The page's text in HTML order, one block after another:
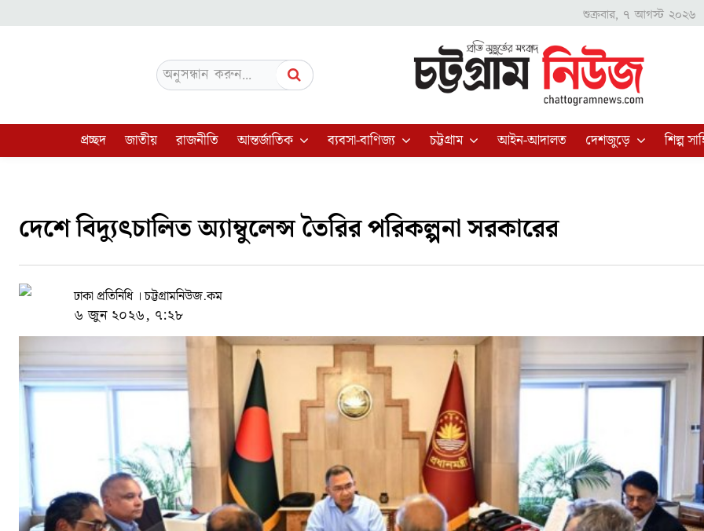
শুক্রবার, ৭ আগস্ট ২০২৬
অনুসন্ধান করুন...
প্রচ্ছদ জাতীয় রাজনীতি আন্তর্জাতিক ব্যবসা-বাণিজ্য চট্টগ্রাম আইন-আদালত দেশজুড়ে শিল্প
দেশে বিদ্যুৎচালিত অ্যাম্বুলেন্স তৈরির পরিকল্পনা সরকারের
ঢাকা প্রতিনিধি । চট্টগ্রামনিউজ.কম
৬ জুন ২০২৬, ৭:২৮